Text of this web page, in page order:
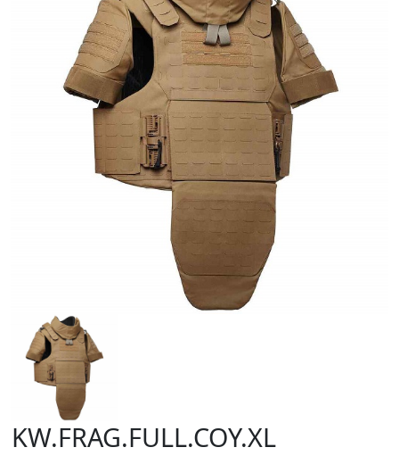
KW.FRAG.FULL.COY.XL